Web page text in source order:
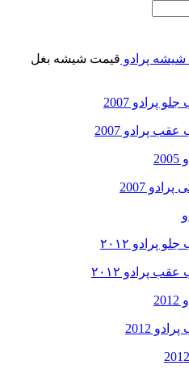
شیشه پرادو قیمت شیشه بغل